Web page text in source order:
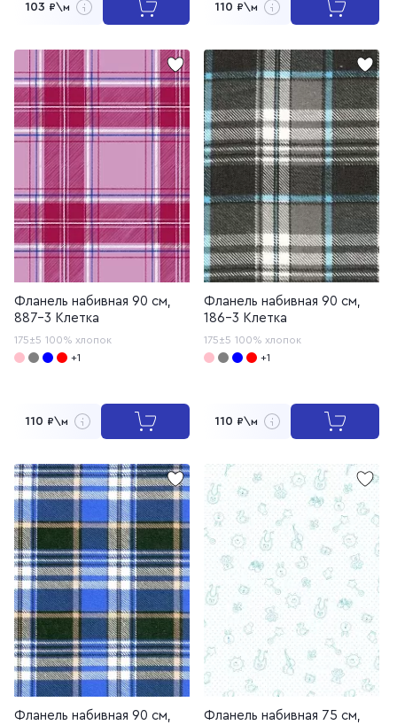
103 ₽\м 110 ₽\м
Фланель набивная 90 см,
887-3 Клетка
175±5 100% хлопок
+1
110 ₽\м
Фланель набивная 90 см,
186-3 Клетка
175±5 100% хлопок
+1
110 ₽\м
Фланель набивная 90 см,
Фланель набивная 75 см,